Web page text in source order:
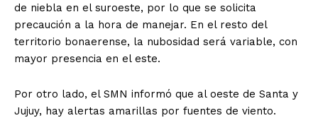
de niebla en el suroeste, por lo que se solicita
precaución a la hora de manejar. En el resto del
territorio bonaerense, la nubosidad será variable, con
mayor presencia en el este.
Por otro lado, el SMN informó que al oeste de Santa y
Jujuy, hay alertas amarillas por fuentes de viento.